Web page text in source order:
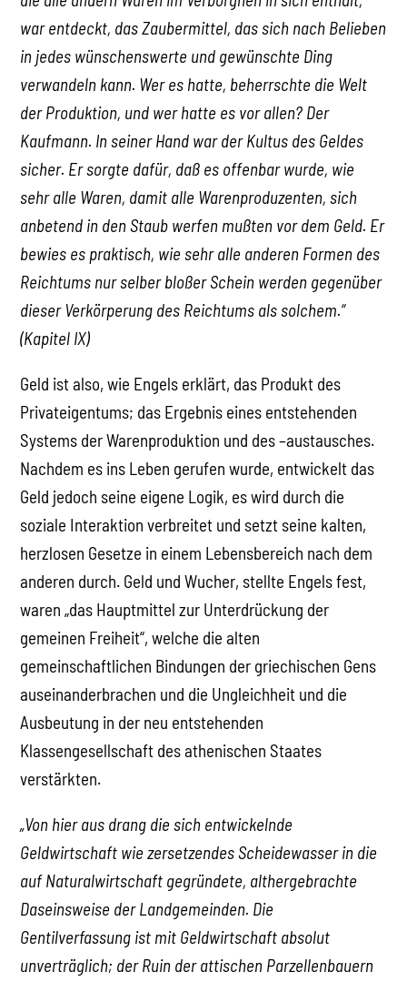
war entdeckt, das Zaubermittel, das sich nach Belieben
in jedes wünschenswerte und gewünschte Ding
verwandeln kann. Wer es hatte, beherrschte die Welt
der Produktion, und wer hatte es vor allen? Der
Kaufmann. In seiner Hand war der Kultus des Geldes
sicher. Er sorgte dafür, daß es offenbar wurde, wie
sehr alle Waren, damit alle Warenproduzenten, sich
anbetend in den Staub werfen mußten vor dem Geld. Er
bewies es praktisch, wie sehr alle anderen Formen des
Reichtums nur selber bloßer Schein werden gegenüber
dieser Verkörperung des Reichtums als solchem.“
(Kapitel IX)
Geld ist also, wie Engels erklärt, das Produkt des
Privateigentums; das Ergebnis eines entstehenden
Systems der Warenproduktion und des –austausches.
Nachdem es ins Leben gerufen wurde, entwickelt das
Geld jedoch seine eigene Logik, es wird durch die
soziale Interaktion verbreitet und setzt seine kalten,
herzlosen Gesetze in einem Lebensbereich nach dem
anderen durch. Geld und Wucher, stellte Engels fest,
waren „das Hauptmittel zur Unterdrückung der
gemeinen Freiheit“, welche die alten
gemeinschaftlichen Bindungen der griechischen Gens
auseinanderbrachen und die Ungleichheit und die
Ausbeutung in der neu entstehenden
Klassengesellschaft des athenischen Staates
verstärkten.
„Von hier aus drang die sich entwickelnde
Geldwirtschaft wie zersetzendes Scheidewasser in die
auf Naturalwirtschaft gegründete, althergebrachte
Daseinsweise der Landgemeinden. Die
Gentilverfassung ist mit Geldwirtschaft absolut
unverträglich; der Ruin der attischen Parzellenbauern